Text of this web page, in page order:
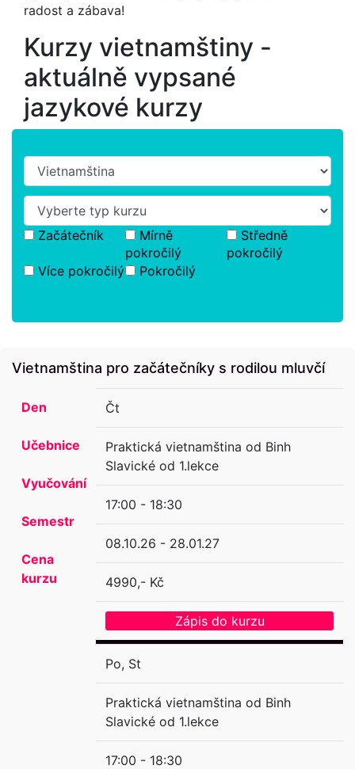
radost a zábava!
Kurzy vietnamštiny -
aktuálně vypsané
jazykové kurzy
Začátečník
Mírně
pokročilý
Středně
pokročilý
Více pokročilý
Pokročilý
Vietnamština pro začátečníky s rodilou mluvčí
Den
Učebnice
Vyučování
Semestr
Cena
kurzu
Čt
Praktická vietnamština od Binh
Slavické od 1.lekce
17:00 - 18:30
08.10.26 - 28.01.27
4990,- Kč
Zápis do kurzu
Po, St
Praktická vietnamština od Binh
Slavické od 1.lekce
17:00 - 18:30